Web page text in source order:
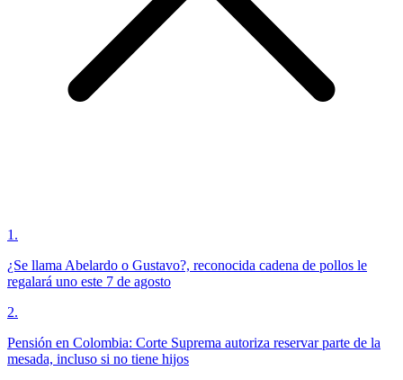
1 .
¿Se llama Abelardo o Gustavo?, reconocida cadena de pollos le
regalará uno este 7 de agosto
2.
Pensión en Colombia: Corte Suprema autoriza reservar parte de la
mesada, incluso si no tiene hijos